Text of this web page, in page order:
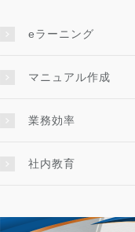
eラーニング
マニュアル作成
業務効率
社内教育